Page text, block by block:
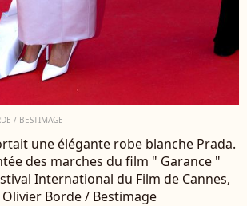
/ BESTIMAGE
une élégante robe blanche Prada.
des marches du film " Garance "
International du Film de Cannes,
Borde / Bestimage